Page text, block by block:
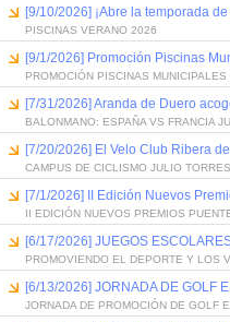
[9/10/2026] ¡Abre la temporada
PISCINAS VERANO 2026
[9/1/2026] Promoción Piscinas
PROMOCIÓN PISCINAS
[7/31/2026] Aranda de Duero
BALONMANO: ESPAÑA VS FRANCIA
[7/20/2026] El Velo Club Ribera
CAMPUS DE CICLISMO JULIO
[7/1/2026] II Edición Nuevos
II EDICIÓN NUEVOS PREMIOS
[6/17/2026] JUEGOS
PROMOVIENDO EL DEPORTE Y LOS
[6/13/2026] JORNADA DE GOLF
JORNADA DE PROMOCIÓN DE GOLF